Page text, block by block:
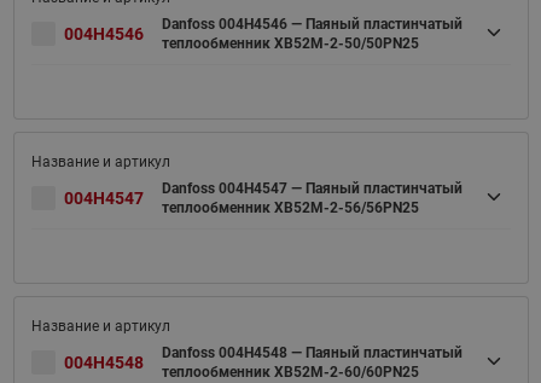
004H4546
Danfoss 004H4546 — Паяный пластинчатый
теплообменник XB52M-2-50/50PN25
004H4547
Danfoss 004H4547 — Паяный пластинчатый
теплообменник XB52M-2-56/56PN25
004H4548
Danfoss 004H4548 — Паяный пластинчатый
теплообменник XB52M-2-60/60PN25